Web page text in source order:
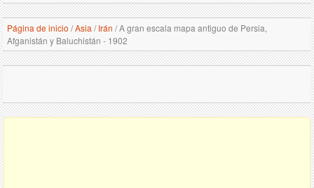
Página de inicio /Asia / Irán /A gran escala mapa antiguo de Persia,
Afganistán y Baluchistán - 1902